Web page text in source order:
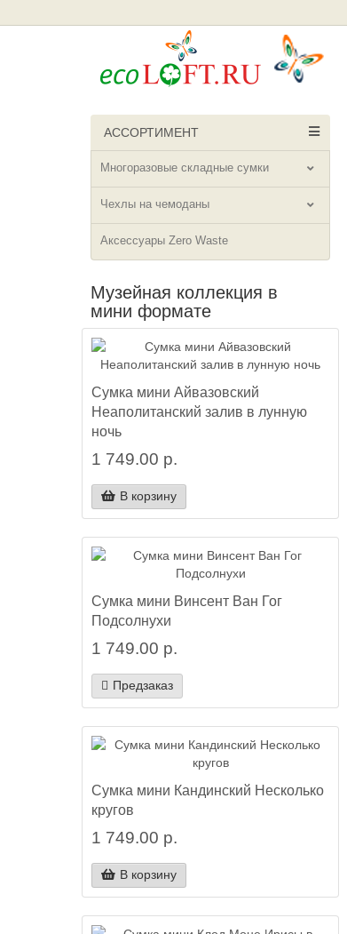
АССОРТИМЕНТ
Многоразовые складные сумки
Чехлы на чемоданы
Аксессуары Zero Waste
Музейная коллекция в
мини формате
Сумка мини Айвазовский
Неаполитанский залив в лунную
ночь
1 749.00 р.
В корзину
Сумка мини Винсент Ван Гог
Подсолнухи
1 749.00 р.
Предзаказ
Сумка мини Кандинский Несколько
кругов
1 749.00 р.
В корзину